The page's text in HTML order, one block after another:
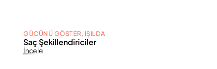
GÜCÜNÜ GÖSTER, IŞILDA
Saç Şekillendiriciler
İncele